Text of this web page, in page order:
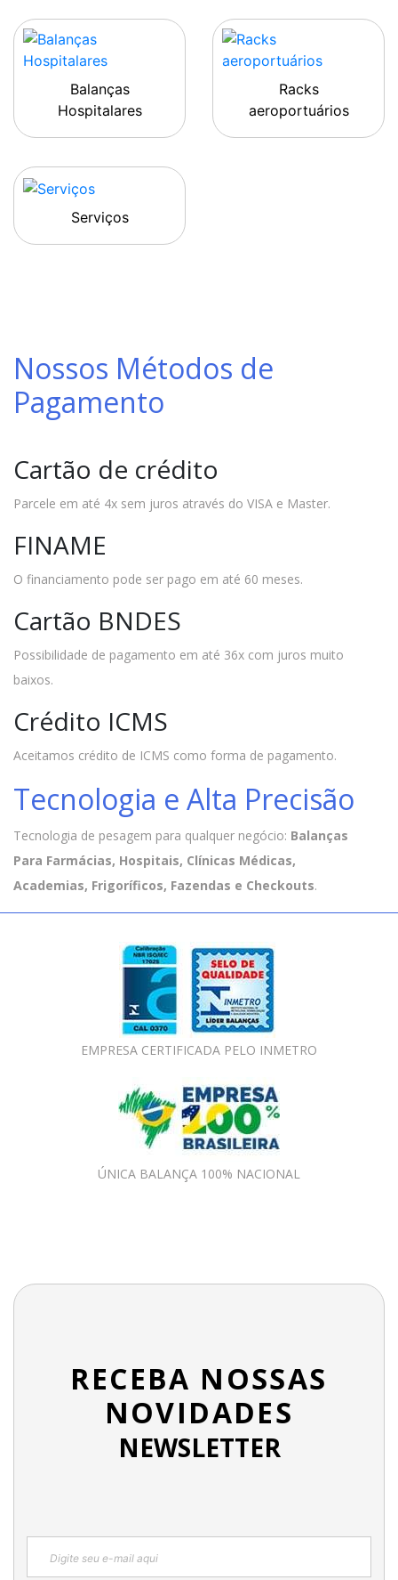
Balanças
Hospitalares
Racks
aeroportuários
Serviços
Nossos Métodos de
Pagamento
Cartão de crédito
Parcele em até 4x sem juros através do VISA e Master.
FINAME
O financiamento pode ser pago em até 60 meses.
Cartão BNDES
Possibilidade de pagamento em até 36x com juros muito
baixos.
Crédito ICMS
Aceitamos crédito de ICMS como forma de pagamento.
Tecnologia e Alta Precisão
Tecnologia de pesagem para qualquer negócio: Balanças
Para Farmácias, Hospitais, Clínicas Médicas,
Academias, Frigoríficos, Fazendas e Checkouts.
EMPRESA CERTIFICADA PELO INMETRO
ÚNICA BALANÇA 100% NACIONAL
RECEBA NOSSAS
NOVIDADES
NEWSLETTER